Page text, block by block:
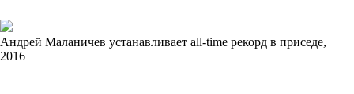
Андрей Маланичев устанавливает all-time рекорд в приседе,
2016